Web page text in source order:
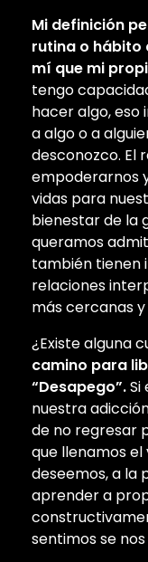
Mi definición
rutina o hábito
mí que mi
tengo
hacer algo, eso
a algo o a
desconozco. El
empoderarnos
vidas para
bienestar de la
queramos
también tienen
relaciones
más cercanas
¿Existe alguna
camino para
“Desapego”.Si
nuestra
de no regresar
que llenamos
deseemos, a la
aprender a
sentimos se